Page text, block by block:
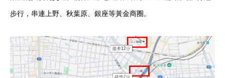
步行，串連上野、秋葉原、銀座等黃金商圈。